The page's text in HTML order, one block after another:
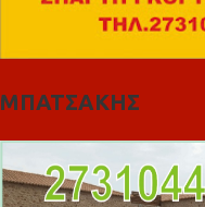
ΜΠΑΤΣΑΚΗΣ